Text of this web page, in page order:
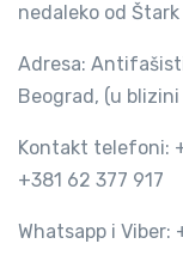
nedaleko od
Adresa:
Beograd, (u
Kontakt telefoni:
+381 62 377 917
Whatsapp i Viber: